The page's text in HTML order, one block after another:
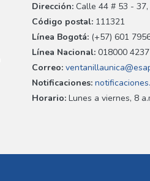
Dirección: Calle 44 # 53 - 37,
Código postal: 111321
Línea Bogotá: (+57) 601
Línea Nacional: 018000
Correo:
Notificaciones:
Horario: Lunes a viernes, 8